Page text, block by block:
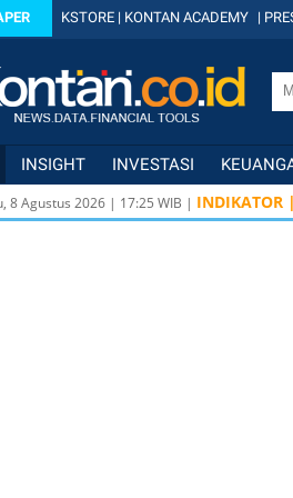
KSTORE | KONTAN ACADEMY |
INSIGHT INVESTASI
8 Agustus 2026 | 17:25 WIB | INDIKATOR |